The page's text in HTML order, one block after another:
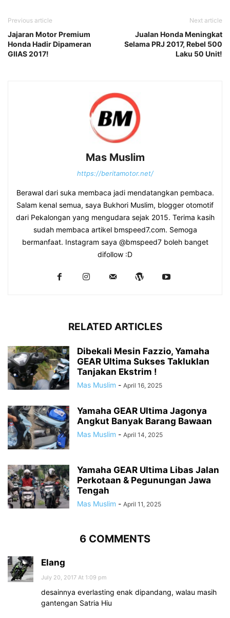
Previous article
Jajaran Motor Premium
Honda Hadir Dipameran
GIIAS 2017!
Next article
Jualan Honda Meningkat
Selama PRJ 2017, Rebel 500
Laku 50 Unit!
Mas Muslim
https://beritamotor.net/
Berawal dari suka membaca jadi mendatangkan pembaca.
Salam kenal semua, saya Bukhori Muslim, blogger otomotif
dari Pekalongan yang mengudara sejak 2015. Terima kasih
sudah membaca artikel bmspeed7.com. Semoga
bermanfaat. Instagram saya @bmspeed7 boleh banget
difollow :D
RELATED ARTICLES
Dibekali Mesin Fazzio, Yamaha
GEAR Ultima Sukses Takluklan
Tanjakan Ekstrim !
Mas Muslim - April 16, 2025
Yamaha GEAR Ultima Jagonya
Angkut Banyak Barang Bawaan
Mas Muslim - April 14, 2025
Yamaha GEAR Ultima Libas Jalan
Perkotaan & Pegunungan Jawa
Tengah
Mas Muslim - April 11, 2025
6 COMMENTS
Elang
July 20, 2017 At 1:09 pm
desainnya everlasting enak dipandang, walau masih
gantengan Satria Hiu